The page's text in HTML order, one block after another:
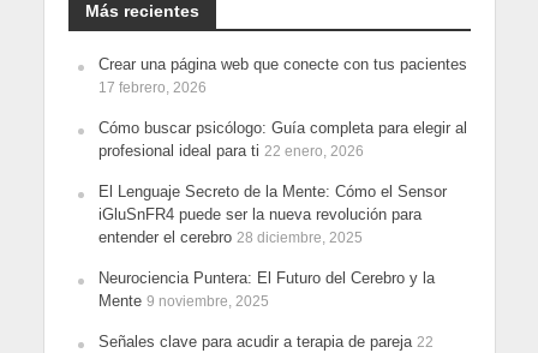
Más recientes
Crear una página web que conecte con tus pacientes
17 febrero, 2026
Cómo buscar psicólogo: Guía completa para elegir al
profesional ideal para ti 22 enero, 2026
El Lenguaje Secreto de la Mente: Cómo el Sensor
iGluSnFR4 puede ser la nueva revolución para
entender el cerebro 28 diciembre, 2025
Neurociencia Puntera: El Futuro del Cerebro y la
Mente 9 noviembre, 2025
Señales clave para acudir a terapia de pareja 22